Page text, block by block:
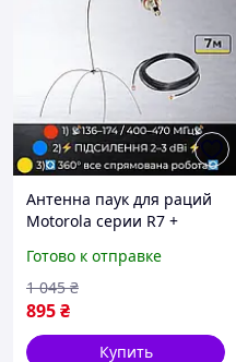
Антенна паук для раций
Motorola серии R7 +
Готово к отправке
895₴
1 045 ₴
Купить